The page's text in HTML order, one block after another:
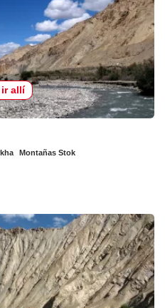
ir allí
Montañas Stok